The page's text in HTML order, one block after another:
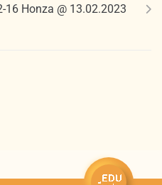
16 Honza @ 13.02.2023